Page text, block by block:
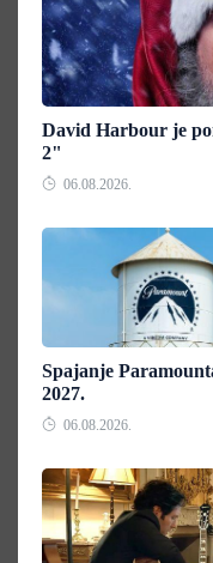
David Harbour je
2"
06.08.2026.
Spajanje
2027.
06.08.2026.